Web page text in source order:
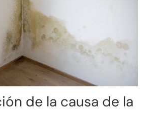
de la causa de la